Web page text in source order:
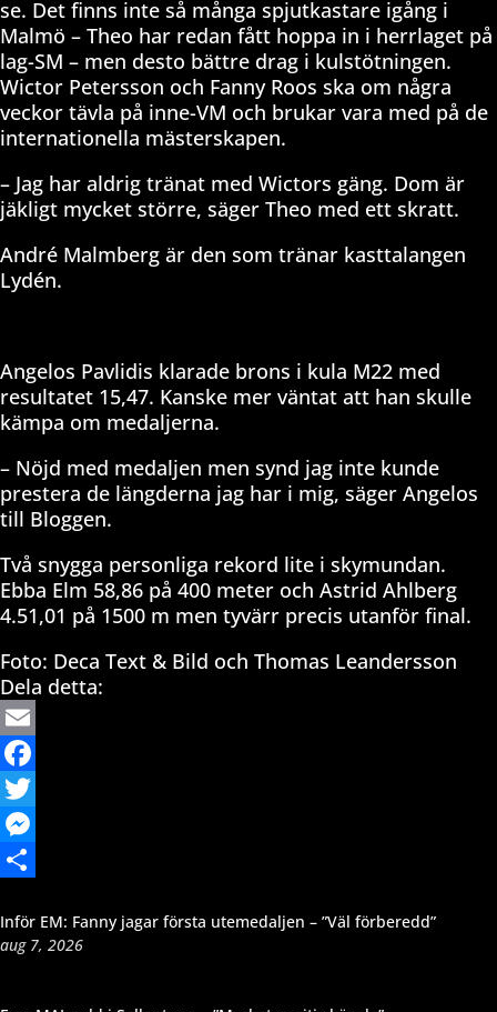
se. Det finns inte så många spjutkastare igång i
Malmö – Theo har redan fått hoppa in i herrlaget på
lag-SM – men desto bättre drag i kulstötningen.
Wictor Petersson och Fanny Roos ska om några
veckor tävla på inne-VM och brukar vara med på de
internationella mästerskapen.
– Jag har aldrig tränat med Wictors gäng. Dom är
jäkligt mycket större, säger Theo med ett skratt.
André Malmberg är den som tränar kasttalangen
Lydén.
Angelos Pavlidis klarade brons i kula M22 med
resultatet 15,47. Kanske mer väntat att han skulle
kämpa om medaljerna.
– Nöjd med medaljen men synd jag inte kunde
prestera de längderna jag har i mig, säger Angelos
till Bloggen.
Två snygga personliga rekord lite i skymundan.
Ebba Elm 58,86 på 400 meter och Astrid Ahlberg
4.51,01 på 1500 m men tyvärr precis utanför final.
Foto: Deca Text & Bild och Thomas Leandersson
Dela detta:
Email
Facebook
Twitter
Messenger
Inför EM: Fanny jagar första utemedaljen – ”Väl förberedd”
aug 7, 2026